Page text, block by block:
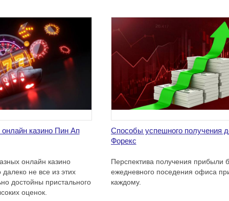
казино Пин Ап
онлайн казино
не все из этих
достойны пристального
оценок.
Способы успешного получения
Форекс
Перспектива получения прибыли
ежедневного поседения офиса
каждому.